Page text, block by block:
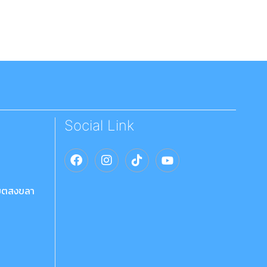
สงขลา
Social Link